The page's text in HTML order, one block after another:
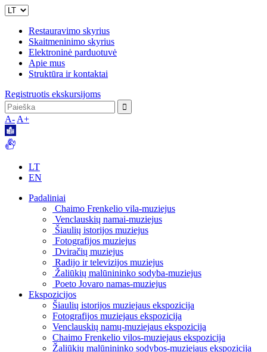
Restauravimo skyrius
Skaitmeninimo skyrius
Elektroninė parduotuvė
Apie mus
Struktūra ir kontaktai
Registruotis ekskursijoms
A- A+
LT
EN
Padaliniai
Chaimo Frenkelio vila-muziejus
Venclauskių namai-muziejus
Šiaulių istorijos muziejus
Fotografijos muziejus
Dviračių muziejus
Radijo ir televizijos muziejus
Žaliūkių malūnininko sodyba-muziejus
Poeto Jovaro namas-muziejus
Ekspozicijos
Šiaulių istorijos muziejaus ekspozicija
Fotografijos muziejaus ekspozicija
Venclauskių namų-muziejaus ekspozicija
Chaimo Frenkelio vilos-muziejaus ekspozicija
Žaliūkių malūnininko sodybos-muziejaus ekspozicija